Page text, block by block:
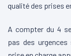
qualité des prises
A compter du 4
pas des